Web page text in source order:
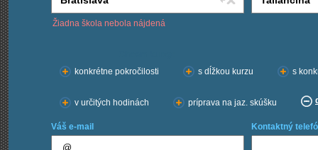
Žiadna škola nebola nájdená
konkrétne pokročilosti
s dĺžkou kurzu s
v určitých hodinách príprava na jaz. skúšku
Váš e-mail Kontaktný